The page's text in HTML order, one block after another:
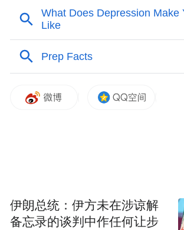
务对象主要是中小企业，这些
有限、技术储备相对薄弱，若
则人力成本过高。比如：变频
企业而言可能就是影响生存
虎”。
伊朗总统：伊方未在涉谅解
备忘录的谈判中作任何让步